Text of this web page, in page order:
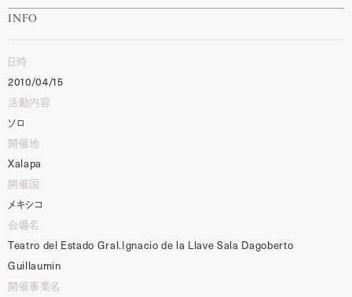
INFO
日時
2010/04/15
活動内容
ソロ
開催地
Xalapa
開催国
メキシコ
会場名
Teatro del Estado Gral.Ignacio de la Llave Sala Dagoberto
Guillaumin
開催事業名